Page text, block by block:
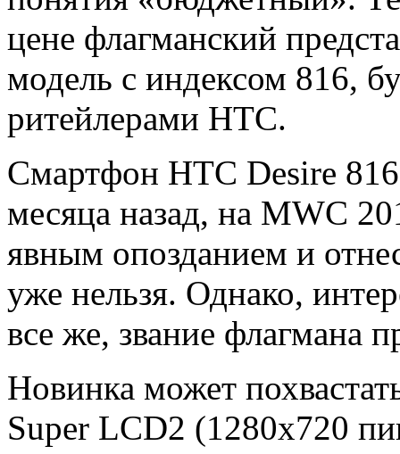
цене флагманский
модель с индексом 816,
ритейлерами HTC.
Смартфон HTC Desire 816
месяца назад, на MWC
явным опозданием и
уже нельзя. Однако,
все же, звание флагмана
Новинка может
Super LCD2 (1280х720